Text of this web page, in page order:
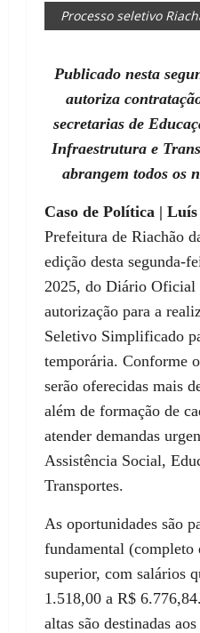
Processo seletivo
Publicado nesta
autoriza
secretarias de
Infraestrutura e
abrangem todos os
Caso de Política |
Prefeitura de Riachão
edição desta segunda-
2025, do Diário
autorização para a
Seletivo Simplificado
temporária. Conforme
serão oferecidas mais
além de formação de
atender demandas
Assistência Social,
Transportes.
As oportunidades são
fundamental
superior, com salários
1.518,00 a R$
altas são destinadas